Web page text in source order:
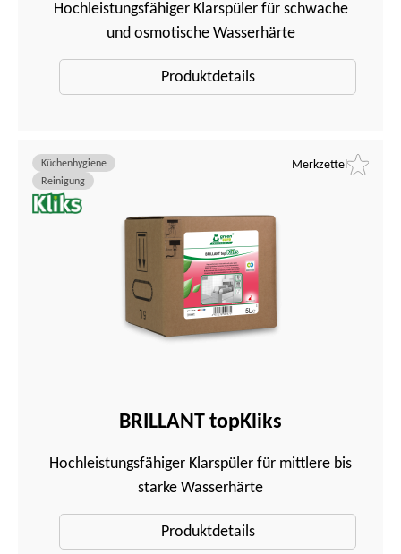
Hochleistungsfähiger Klarspüler für schwache
und osmotische Wasserhärte
Produktdetails
Merkzettel
BRILLANT topKliks
Hochleistungsfähiger Klarspüler für mittlere bis
starke Wasserhärte
Küchenhygiene
Reinigung
Produktdetails